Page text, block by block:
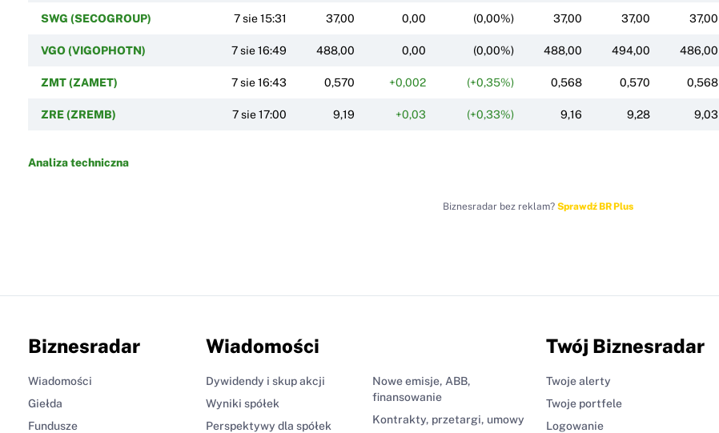
SWG (SECOGROUP) 7 sie 15:31 37,00 0,00 (0,00%) 37,00 37,00 37,00
VGO (VIGOPHOTN) 7 sie 16:49 488,00 0,00 (0,00%) 488,00 494,00 486,00
ZMT (ZAMET) 7 sie 16:43 0,570 +0,002 (+0,35%) 0,568 0,570 0,568
ZRE (ZREMB) 7 sie 17:00 9,19 +0,03 (+0,33%) 9,16 9,28 9,03
Analiza techniczna
Biznesradar bez reklam? Sprawdź BR Plus
Biznesradar
Wiadomości
Giełda
Fundusze
Wiadomości
Dywidendy i skup akcji
Wyniki spółek
Perspektywy dla spółek
Nowe emisje, ABB,
finansowanie
Kontrakty, przetargi, umowy
Twój Biznesradar
Twoje alerty
Twoje portfele
Logowanie